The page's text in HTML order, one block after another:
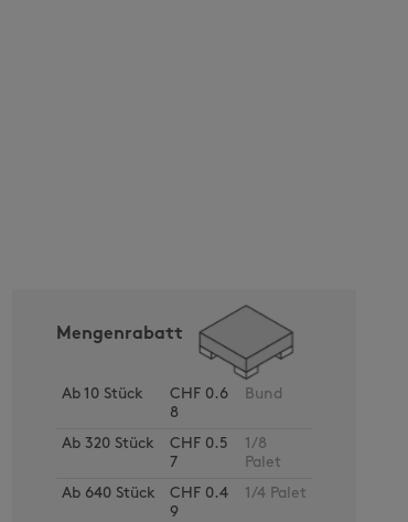
Mengenrabatt
Ab 10 Stück
CHF 0.6
8
Bund
Ab 320 Stück
CHF 0.5
7
1/8
Palet
Ab 640 Stück
CHF 0.4
9
1/4 Palet